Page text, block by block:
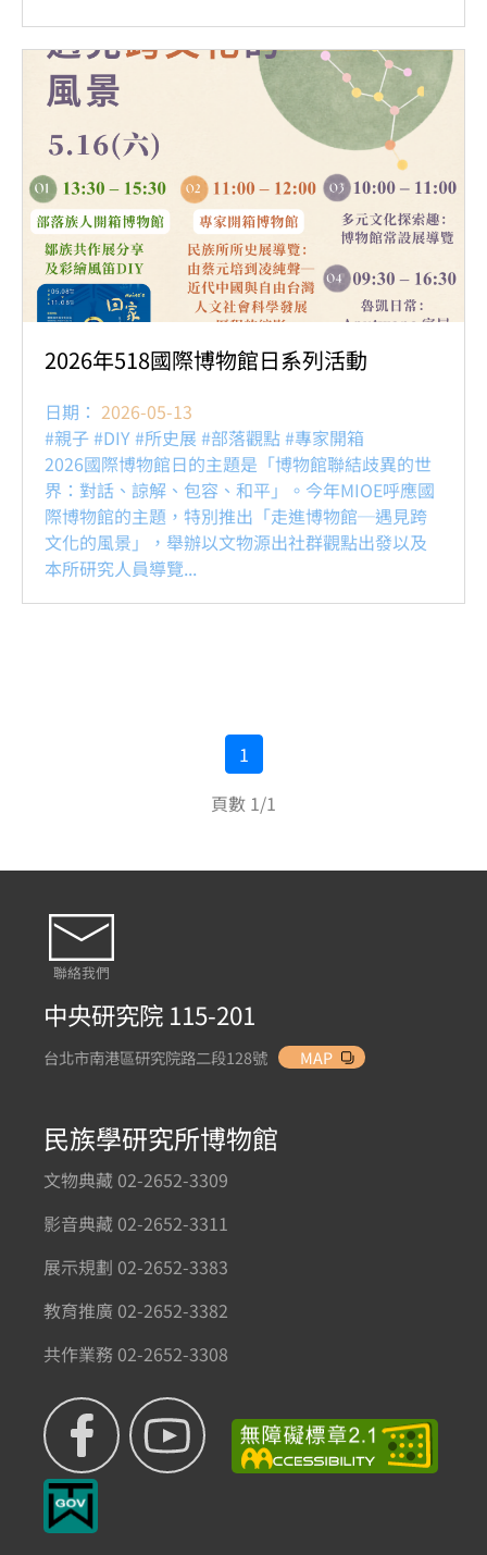
2026年518國際博物館日系列活動
日期： 2026-05-13
#親子 #DIY #所史展 #部落觀點 #專家開箱
2026國際博物館日的主題是「博物館聯結歧異的世
界：對話、諒解、包容、和平」。今年MIOE呼應國
際博物館的主題，特別推出「走進博物館─遇見跨
文化的風景」，舉辦以文物源出社群觀點出發以及
本所研究人員導覽...
1
頁數 1/1
聯絡我們
中央研究院 115-201
台北市南港區研究院路二段128號 MAP
民族學研究所博物館
文物典藏 02-2652-3309
影音典藏 02-2652-3311
展示規劃 02-2652-3383
教育推廣 02-2652-3382
共作業務 02-2652-3308